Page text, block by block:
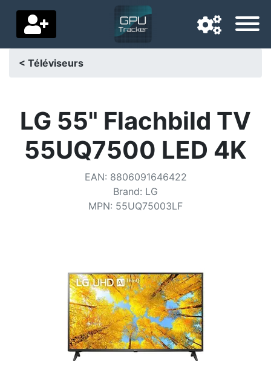
Pays de livraison
Accueil
Conditions
Catégories
< Téléviseurs
LG 55" Flachbild TV
55UQ7500 LED 4K
EAN: 8806091646422
Brand: LG
MPN: 55UQ75003LF